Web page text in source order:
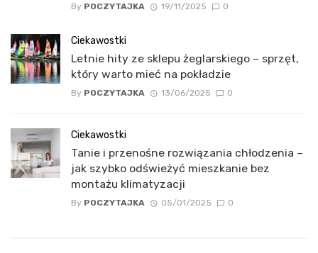
By POCZYTAJKA 19/11/2025 0
Ciekawostki
Letnie hity ze sklepu żeglarskiego – sprzęt,
który warto mieć na pokładzie
By POCZYTAJKA 13/06/2025 0
Ciekawostki
Tanie i przenośne rozwiązania chłodzenia –
jak szybko odświeżyć mieszkanie bez
montażu klimatyzacji
By POCZYTAJKA 05/01/2025 0